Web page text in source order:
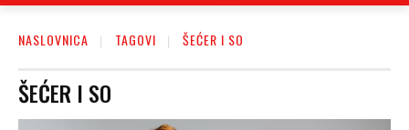
NASLOVNICA TAGOVI ŠEĆER I SO
ŠEĆER I SO